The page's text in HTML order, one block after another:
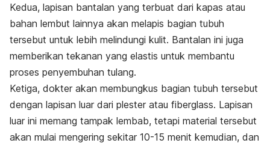
Kedua, lapisan bantalan yang terbuat dari kapas atau
bahan lembut lainnya akan melapis bagian tubuh
tersebut untuk lebih melindungi kulit. Bantalan ini juga
memberikan tekanan yang elastis untuk membantu
proses penyembuhan tulang.
Ketiga, dokter akan membungkus bagian tubuh tersebut
dengan lapisan luar dari plester atau fiberglass. Lapisan
luar ini memang tampak lembab, tetapi material tersebut
akan mulai mengering sekitar 10-15 menit kemudian, dan